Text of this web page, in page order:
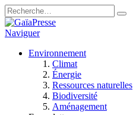
Naviguer
Environnement
Climat
Énergie
Ressources naturelles
Biodiversité
Aménagement